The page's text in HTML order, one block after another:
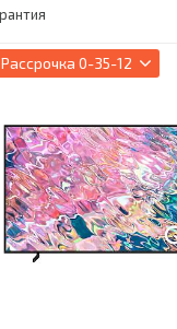
Рассрочка 0-35-12